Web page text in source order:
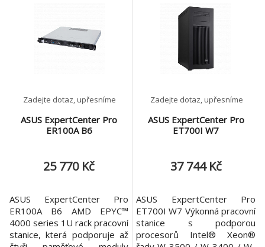
dvouslotovou grafickou
kartu, rozhraní USB 3.2
Gen2x2 a software pro
dvouslotové grafické karty
NVIDIA RTX™. Podporuje až
tři M.2 sloty, dva SlimSAS
4, USB Type-C s rychl
ASUS ExpertCenter Pro
ER100A B6
Zadejte dotaz, upřesníme
25 770 Kč
ASUS ExpertCenter Pro
ER100A B6 AMD EPYC™
4000 series 1U rack pracovní
stanice, která podporuje až
ASUS ExpertCenter Pro
ET700I W7
Zadejte dotaz, upřesníme
37 744 Kč
ASUS ExpertCenter Pro
ET700I W7 Výkonná pracovní
stanice s podporou
procesorů Intel® Xeon®